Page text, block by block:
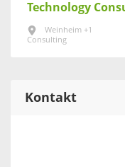
Technology
Weinheim +1
Consulting
Kontakt